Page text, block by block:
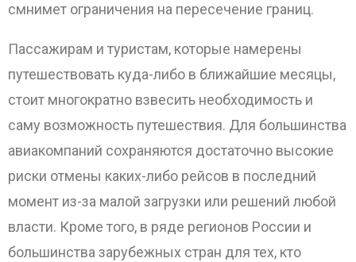
смнимет ограничения на пересечение границ.
Пассажирам и туристам, которые намерены
путешествовать куда-либо в ближайшие месяцы,
стоит многократно взвесить необходимость и
саму возможность путешествия. Для большинства
авиакомпаний сохраняются достаточно высокие
риски отмены каких-либо рейсов в последний
момент из-за малой загрузки или решений любой
власти. Кроме того, в ряде регионов России и
большинства зарубежных стран для тех, кто